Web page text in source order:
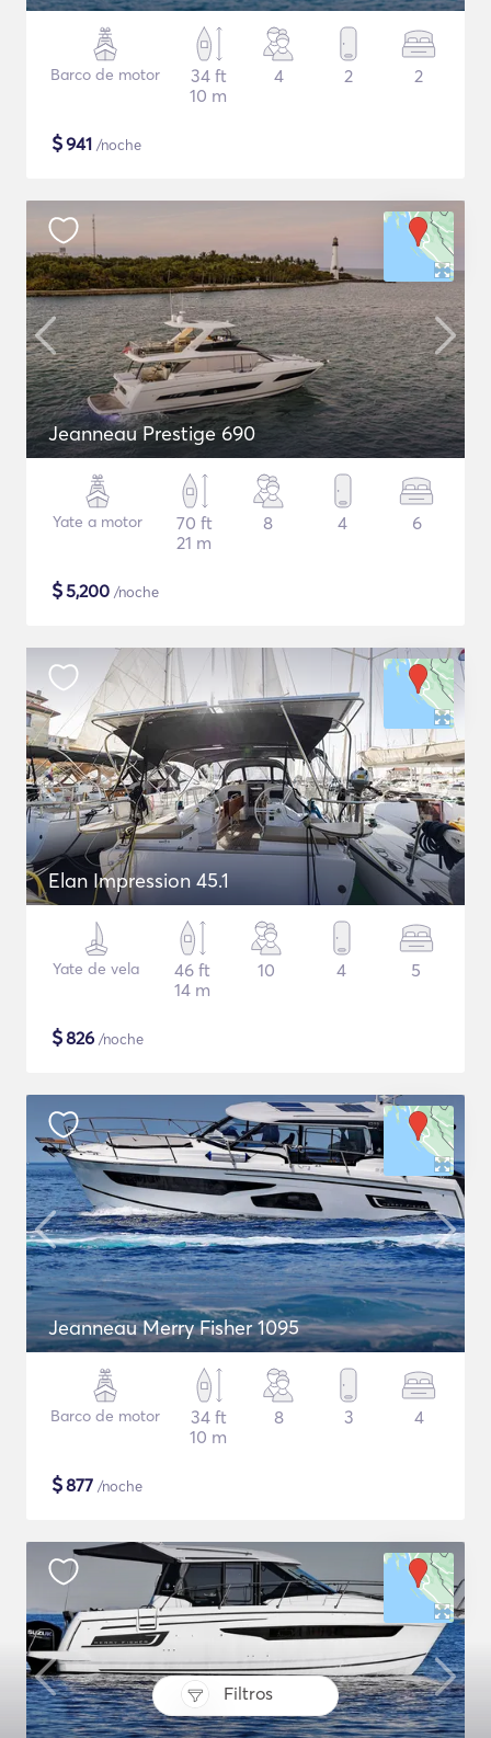
Filtros
Barco de motor
34 ft
10 m
4 2 2
$941 /noche
Jeanneau Prestige 690
Yate a motor
70 ft
21 m
8 4 6
$5,200 /noche
Elan Impression 45.1
Yate de vela
46 ft
14 m
10 4 5
$826 /noche
Jeanneau Merry Fisher 1095
Barco de motor
34 ft
10 m
8 3 4
$877 /noche